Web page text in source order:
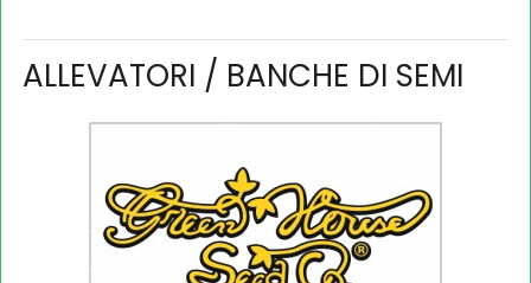
ALLEVATORI / BANCHE DI SEMI